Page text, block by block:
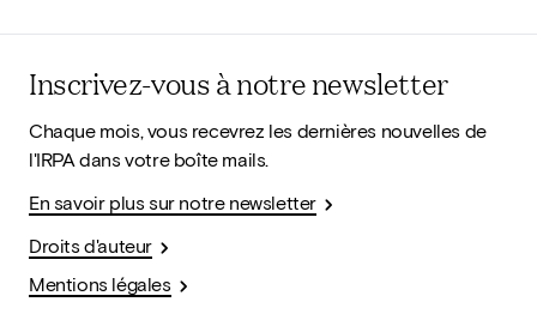
Inscrivez-vous à notre newsletter
Chaque mois, vous recevrez les dernières nouvelles de
l'IRPA dans votre boîte mails.
En savoir plus sur notre newsletter
Droits d'auteur
Mentions légales